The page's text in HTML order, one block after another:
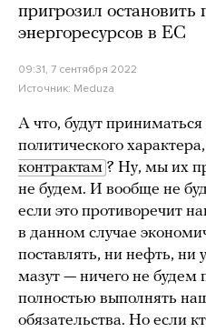
пригрозил остановить
энергоресурсов в ЕС
09:31, 7 сентября 2022
Источник: Meduza
А что, будут
политического характера,
контрактам ? Ну, мы их
не будем. И вообще не
если это противоречит
в данном случае
поставлять, ни нефть, ни
мазут — ничего не будем
полностью выполнять
обязательства. Но если